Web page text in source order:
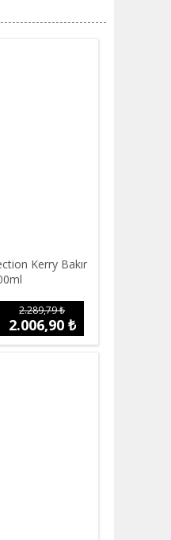
Kerry Bakır
2.289,79 ₺
2.006,90 ₺